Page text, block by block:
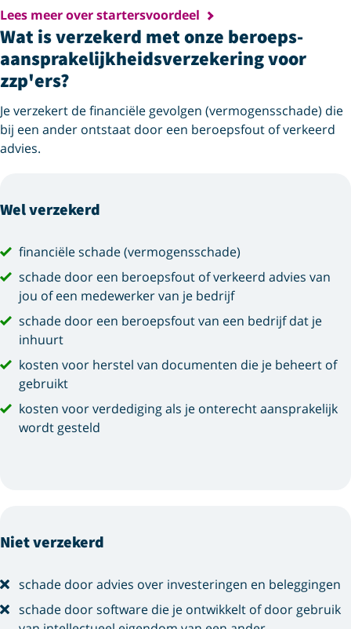
Lees meer over startersvoordeel
Wat is verzekerd met onze beroeps­
aansprakelijkheids­verzekering voor
zzp'ers?
Je verzekert de financiële gevolgen (vermogensschade) die
bij een ander ontstaat door een beroepsfout of verkeerd
advies.
Wel verzekerd
financiële schade (vermogensschade)
schade door een beroepsfout of verkeerd advies van
jou of een medewerker van je bedrijf
schade door een beroepsfout van een bedrijf dat je
inhuurt
kosten voor herstel van documenten die je beheert of
gebruikt
kosten voor verdediging als je onterecht aansprakelijk
wordt gesteld
Niet verzekerd
schade door advies over investeringen en beleggingen
schade door software die je ontwikkelt of door gebruik